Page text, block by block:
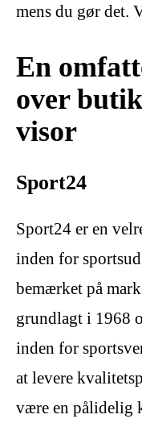
mens du gør det.
En
over
visor
Sport24
Sport24 er en
inden for
bemærket på
grundlagt i 1968
inden for
at levere
være en pålidelig